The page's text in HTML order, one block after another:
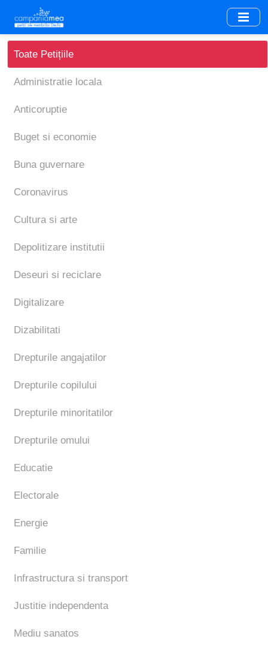
main
content
Toate Petițiile
Administratie locala
Anticoruptie
Buget si economie
Buna guvernare
Coronavirus
Cultura si arte
Depolitizare institutii
Deseuri si reciclare
Digitalizare
Dizabilitati
Drepturile angajatilor
Drepturile copilului
Drepturile minoritatilor
Drepturile omului
Educatie
Electorale
Energie
Familie
Infrastructura si transport
Justitie independenta
Mediu sanatos